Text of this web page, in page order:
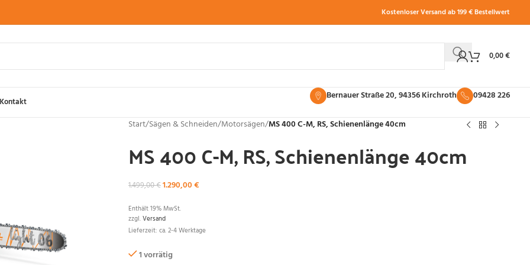
Kostenloser Versand ab 199 € Bestellwert
0,00€
Kontakt Bernauer Straße 20, 94356 Kirchroth 09428 226
Start/Sägen & Schneiden/Motorsägen/MS 400 C-M, RS, Schienenlänge 40cm
MS 400 C-M, RS, Schienenlänge 40cm
1.499,00€1.290,00€
Enthält 19% MwSt.
zzgl.Versand
Lieferzeit: ca. 2-4 Werktage
1 vorrätig